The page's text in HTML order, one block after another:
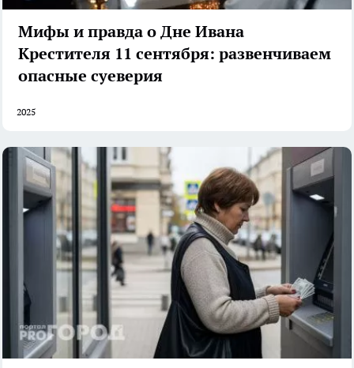
Мифы и правда о Дне Ивана
Крестителя 11 сентября: развенчиваем
опасные суеверия
2025